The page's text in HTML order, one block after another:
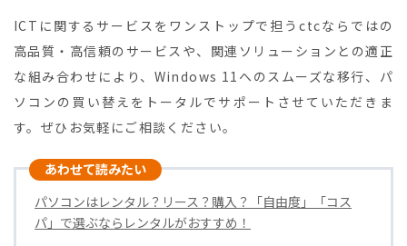
ICTに関するサービスをワンストップで担うctcならではの
高品質・高信頼のサービスや、関連ソリューションとの適正
な組み合わせにより、Windows 11へのスムーズな移行、パ
ソコンの買い替えをトータルでサポートさせていただきま
す。ぜひお気軽にご相談ください。
パソコンはレンタル？リース？購入？「自由度」「コス
パ」で選ぶならレンタルがおすすめ！